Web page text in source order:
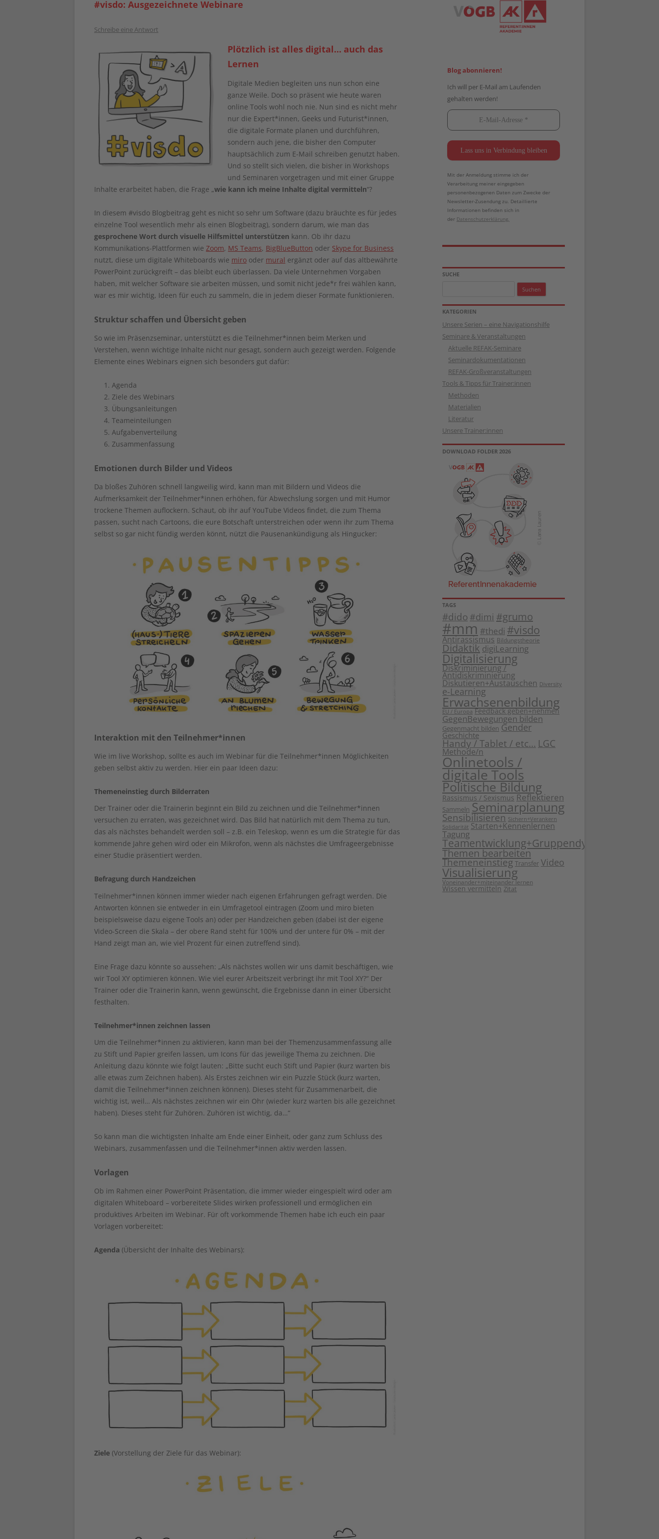
#visdo: Ausgezeichnete Webinare
Schreibe eine Antwort
Plötzlich ist alles digital… auch das
Lernen
Digitale Medien begleiten uns nun schon eine
ganze Weile. Doch so präsent wie heute waren
online Tools wohl noch nie. Nun sind es nicht mehr
nur die Expert*innen, Geeks und Futurist*innen,
die digitale Formate planen und durchführen,
sondern auch jene, die bisher den Computer
hauptsächlich zum E-Mail schreiben genutzt haben.
Und so stellt sich vielen, die bisher in Workshops
und Seminaren vorgetragen und mit einer Gruppe
Inhalte erarbeitet haben, die Frage „wie kann ich meine Inhalte digital vermitteln“?
In diesem #visdo Blogbeitrag geht es nicht so sehr um Software (dazu bräuchte es für jedes
einzelne Tool wesentlich mehr als einen Blogbeitrag), sondern darum, wie man das
gesprochene Wort durch visuelle Hilfsmittel unterstützen kann. Ob ihr dazu
Kommunikations-Plattformen wie Zoom, MS Teams, BigBlueButton oder Skype for Business
nutzt, diese um digitale Whiteboards wie miro oder mural ergänzt oder auf das altbewährte
PowerPoint zurückgreift – das bleibt euch überlassen. Da viele Unternehmen Vorgaben
haben, mit welcher Software sie arbeiten müssen, und somit nicht jede*r frei wählen kann,
war es mir wichtig, Ideen für euch zu sammeln, die in jedem dieser Formate funktionieren.
Struktur schaffen und Übersicht geben
So wie im Präsenzseminar, unterstützt es die Teilnehmer*innen beim Merken und
Verstehen, wenn wichtige Inhalte nicht nur gesagt, sondern auch gezeigt werden. Folgende
Elemente eines Webinars eignen sich besonders gut dafür:
Agenda
Ziele des Webinars
Übungsanleitungen
Teameinteilungen
Aufgabenverteilung
Zusammenfassung
Emotionen durch Bilder und Videos
Da bloßes Zuhören schnell langweilig wird, kann man mit Bildern und Videos die
Aufmerksamkeit der Teilnehmer*innen erhöhen, für Abwechslung sorgen und mit Humor
trockene Themen auflockern. Schaut, ob ihr auf YouTube Videos findet, die zum Thema
passen, sucht nach Cartoons, die eure Botschaft unterstreichen oder wenn ihr zum Thema
selbst so gar nicht fündig werden könnt, nützt die Pausenankündigung als Hingucker:
Interaktion mit den Teilnehmer*innen
Wie im live Workshop, sollte es auch im Webinar für die Teilnehmer*innen Möglichkeiten
geben selbst aktiv zu werden. Hier ein paar Ideen dazu:
Themeneinstieg durch Bilderraten
Der Trainer oder die Trainerin beginnt ein Bild zu zeichnen und die Teilnehmer*innen
versuchen zu erraten, was gezeichnet wird. Das Bild hat natürlich mit dem Thema zu tun,
das als nächstes behandelt werden soll – z.B. ein Teleskop, wenn es um die Strategie für das
kommende Jahre gehen wird oder ein Mikrofon, wenn als nächstes die Umfrageergebnisse
einer Studie präsentiert werden.
Befragung durch Handzeichen
Teilnehmer*innen können immer wieder nach eigenen Erfahrungen gefragt werden. Die
Antworten können sie entweder in ein Umfragetool eintragen (Zoom und miro bieten
beispielsweise dazu eigene Tools an) oder per Handzeichen geben (dabei ist der eigene
Video-Screen die Skala – der obere Rand steht für 100% und der untere für 0% – mit der
Hand zeigt man an, wie viel Prozent für einen zutreffend sind).
Eine Frage dazu könnte so aussehen: „Als nächstes wollen wir uns damit beschäftigen, wie
wir Tool XY optimieren können. Wie viel eurer Arbeitszeit verbringt ihr mit Tool XY?“ Der
Trainer oder die Trainerin kann, wenn gewünscht, die Ergebnisse dann in einer Übersicht
festhalten.
Teilnehmer*innen zeichnen lassen
Um die Teilnehmer*innen zu aktivieren, kann man bei der Themenzusammenfassung alle
zu Stift und Papier greifen lassen, um Icons für das jeweilige Thema zu zeichnen. Die
Anleitung dazu könnte wie folgt lauten: „Bitte sucht euch Stift und Papier (kurz warten bis
alle etwas zum Zeichnen haben). Als Erstes zeichnen wir ein Puzzle Stück (kurz warten,
damit die Teilnehmer*innen zeichnen können). Dieses steht für Zusammenarbeit, die
wichtig ist, weil… Als nächstes zeichnen wir ein Ohr (wieder kurz warten bis alle gezeichnet
haben). Dieses steht für Zuhören. Zuhören ist wichtig, da…“
So kann man die wichtigsten Inhalte am Ende einer Einheit, oder ganz zum Schluss des
Webinars, zusammenfassen und die Teilnehmer*innen aktiv werden lassen.
Vorlagen
Ob im Rahmen einer PowerPoint Präsentation, die immer wieder eingespielt wird oder am
digitalen Whiteboard – vorbereitete Slides wirken professionell und ermöglichen ein
produktives Arbeiten im Webinar. Für oft vorkommende Themen habe ich euch ein paar
Vorlagen vorbereitet:
Agenda (Übersicht der Inhalte des Webinars):
Ziele (Vorstellung der Ziele für das Webinar):
Blog abonnieren!
Ich will per E-Mail am Laufenden
gehalten werden!
Mit der Anmeldung stimme ich der
Verarbeitung meiner eingegeben
personenbezogenen Daten zum Zwecke der
Newsletter-Zusendung zu. Detaillierte
Informationen befinden sich in
der Datenschutzerklärung.
SUCHE
KATEGORIEN
Unsere Serien – eine Navigationshilfe
Seminare & Veranstaltungen
Aktuelle REFAK-Seminare
Seminardokumentationen
REFAK-Großveranstaltungen
Tools & Tipps für Trainer:innen
Methoden
Materialien
Literatur
Unsere Trainer:innen
DOWNLOAD FOLDER 2026
TAGS
#dido #dimi #grumo
#mm #thedi #visdo
Antirassismus Bildungstheorie
Didaktik digiLearning
Digitalisierung
Diskriminierung /
Antidiskriminierung
Diskutieren+Austauschen Diversity
e-Learning
Erwachsenenbildung
EU / Europa Feedback geben+nehmen
GegenBewegungen bilden
Gegenmacht bilden Gender
Geschichte
Handy / Tablet / etc... LGC
Methode/n
Onlinetools /
digitale Tools
Politische Bildung
Rassismus / Sexismus Reflektieren
Sammeln Seminarplanung
Sensibilisieren Sichern+Verankern
Solidarität Starten+Kennenlernen
Tagung
Teamentwicklung+Gruppendynamik
Themen bearbeiten
Themeneinstieg Transfer Video
Visualisierung
Voneinander+miteinander lernen
Wissen vermitteln Zitat